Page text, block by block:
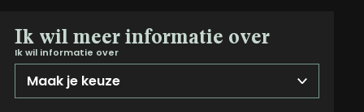
Ik wil meer informatie over
Ik wil informatie over